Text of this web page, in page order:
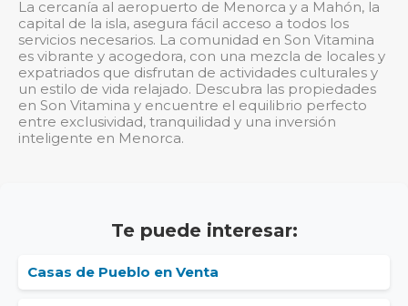
La cercanía al aeropuerto de Menorca y a Mahón, la
capital de la isla, asegura fácil acceso a todos los
servicios necesarios. La comunidad en Son Vitamina
es vibrante y acogedora, con una mezcla de locales y
expatriados que disfrutan de actividades culturales y
un estilo de vida relajado. Descubra las propiedades
en Son Vitamina y encuentre el equilibrio perfecto
entre exclusividad, tranquilidad y una inversión
inteligente en Menorca.
Te puede interesar:
Casas de Pueblo en Venta